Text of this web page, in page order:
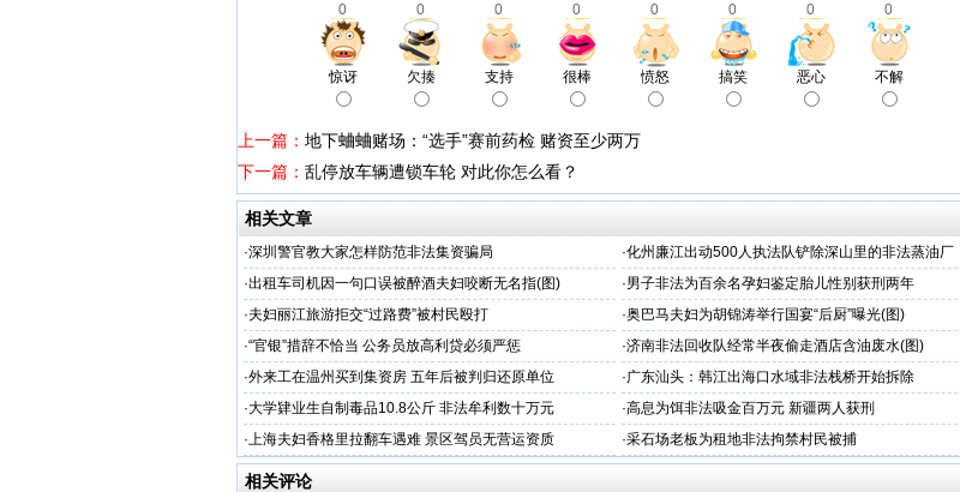
0 0 0 0 0 0 0 0
惊讶 欠揍 支持 很棒 愤怒 搞笑 恶心 不解
上一篇： 地下蛐蛐赌场：“选手”赛前药检 赌资至少两万
下一篇： 乱停放车辆遭锁车轮 对此你怎么看？
相关文章
·深圳警官教大家怎样防范非法集资骗局 ·化州廉江出动500人执法队铲除深山里的非法蒸油厂
·出租车司机因一句口误被醉酒夫妇咬断无名指(图) ·男子非法为百余名孕妇鉴定胎儿性别获刑两年
·夫妇丽江旅游拒交“过路费”被村民殴打 ·奥巴马夫妇为胡锦涛举行国宴“后厨”曝光(图)
·“官银”措辞不恰当 公务员放高利贷必须严惩 ·济南非法回收队经常半夜偷走酒店含油废水(图)
·外来工在温州买到集资房 五年后被判归还原单位 ·广东汕头：韩江出海口水域非法栈桥开始拆除
·大学肄业生自制毒品10.8公斤 非法牟利数十万元 ·高息为饵非法吸金百万元 新疆两人获刑
·上海夫妇香格里拉翻车遇难 景区驾员无营运资质 ·采石场老板为租地非法拘禁村民被捕
相关评论